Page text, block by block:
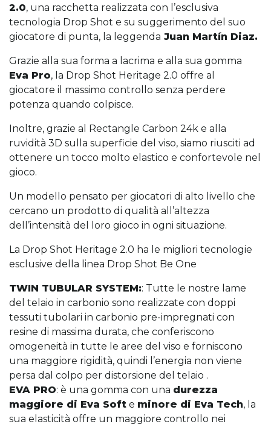
2.0, una racchetta realizzata con l’esclusiva
tecnologia Drop Shot e su suggerimento del suo
giocatore di punta, la leggenda Juan Martín Diaz.
Grazie alla sua forma a lacrima e alla sua gomma
Eva Pro, la Drop Shot Heritage 2.0 offre al
giocatore il massimo controllo senza perdere
potenza quando colpisce.
Inoltre, grazie al Rectangle Carbon 24k e alla
ruvidità 3D sulla superficie del viso, siamo riusciti ad
ottenere un tocco molto elastico e confortevole nel
gioco.
Un modello pensato per giocatori di alto livello che
cercano un prodotto di qualità all’altezza
dell’intensità del loro gioco in ogni situazione.
La Drop Shot Heritage 2.0 ha le migliori tecnologie
esclusive della linea Drop Shot Be One
TWIN TUBULAR SYSTEM:: Tutte le nostre lame
del telaio in carbonio sono realizzate con doppi
tessuti tubolari in carbonio pre-impregnati con
resine di massima durata, che conferiscono
omogeneità in tutte le aree del viso e forniscono
una maggiore rigidità, quindi l’energia non viene
persa dal colpo per distorsione del telaio .
EVA PRO: è una gomma con una durezza
maggiore di Eva Soft e minore di Eva Tech, la
sua elasticità offre un maggiore controllo nei